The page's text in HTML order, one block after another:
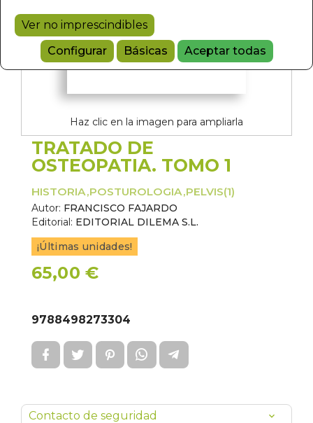
Ver no imprescindibles
Configurar
Básicas Aceptar todas
Haz clic en la imagen para ampliarla
TRATADO DE
OSTEOPATIA. TOMO 1
HISTORIA,POSTUROLOGIA,PELVIS(1)
Autor: FRANCISCO FAJARDO
Editorial: EDITORIAL DILEMA S.L.
¡Últimas unidades!
65,00 €
9788498273304
Contacto de seguridad